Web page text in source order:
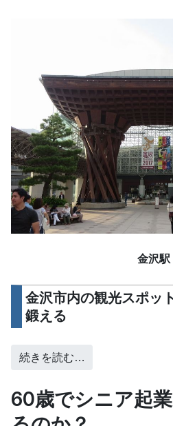
金沢駅
金沢市内の観光スポッ
鍛える
続きを読む…
60歳でシニア起